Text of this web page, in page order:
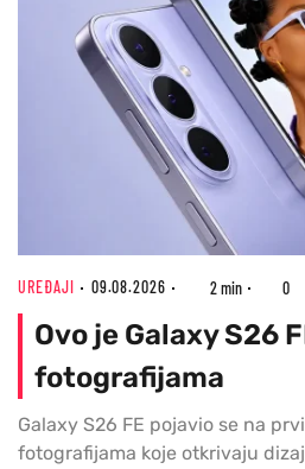
UREĐAJI 09.08.2026 2 min 0
Ovo je Galaxy S26
fotografijama
Galaxy S26 FE pojavio se na
fotografijama koje otkrivaju